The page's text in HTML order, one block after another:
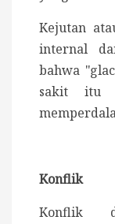
Kejutan
internal
bahwa
sakit itu
Konflik
Konflik